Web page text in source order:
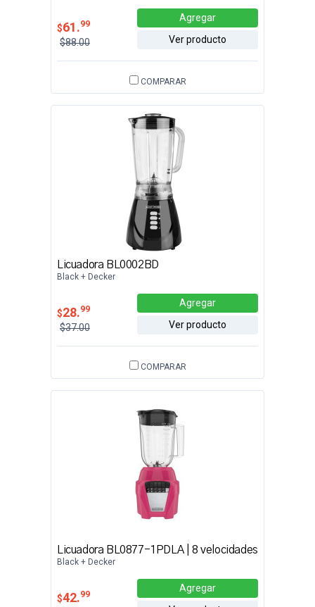
$61.99
$88.00
Agregar
Ver producto
COMPARAR
Licuadora BL0002BD
Black + Decker
$28.99
$37.00
Agregar
Ver producto
COMPARAR
Licuadora BL0877-1PDLA | 8 velocidades
Black + Decker
$42.99
Agregar